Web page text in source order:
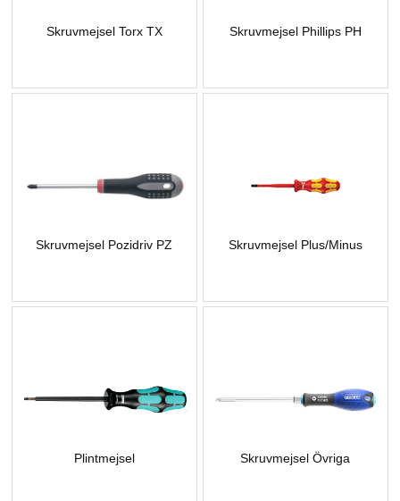
Skruvmejsel Torx TX Skruvmejsel Phillips PH
Skruvmejsel Pozidriv PZ Skruvmejsel Plus/Minus
Plintmejsel Skruvmejsel Övriga